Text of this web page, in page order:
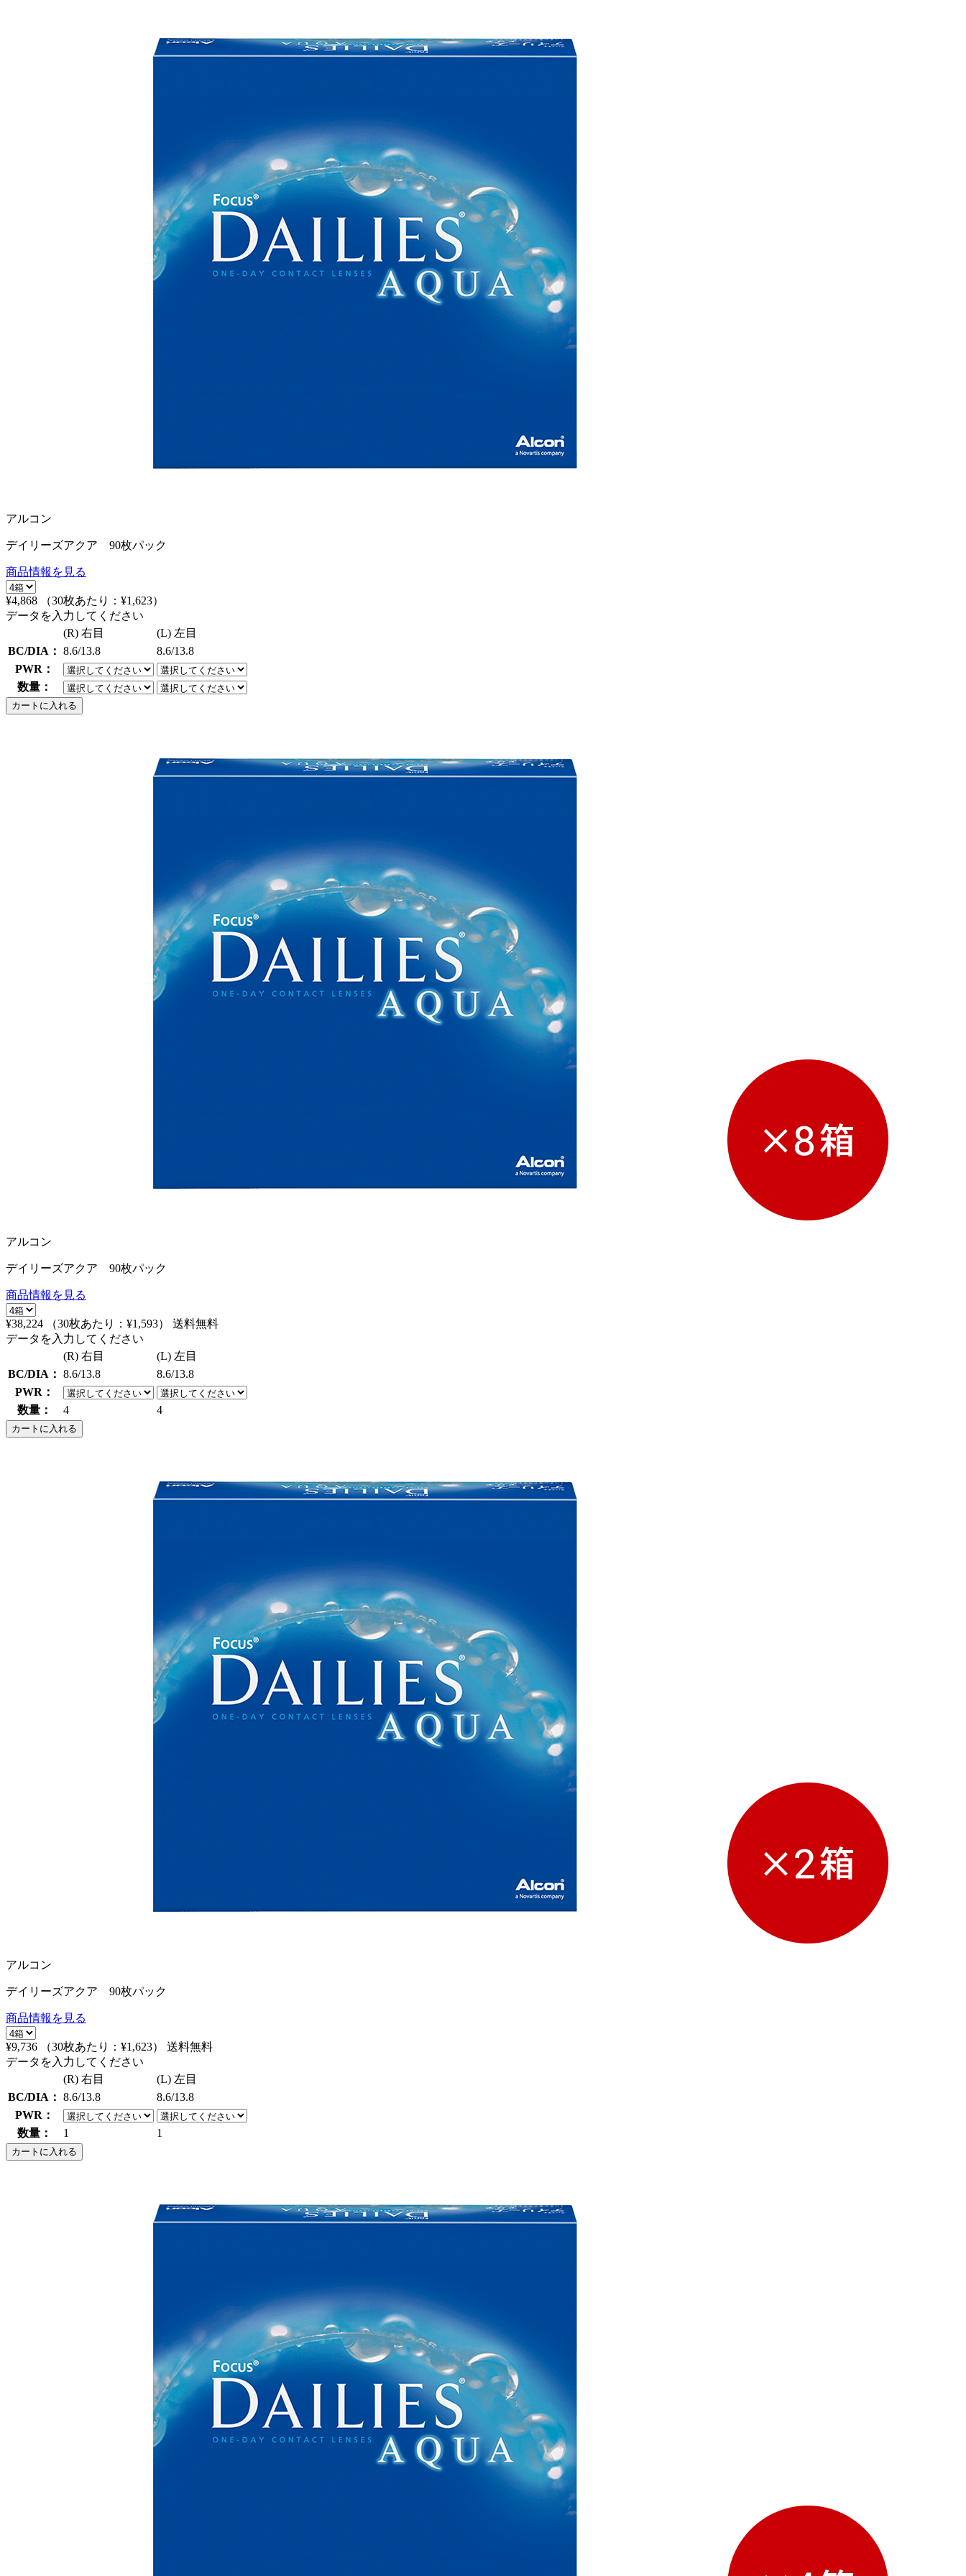
アルコン
デイリーズアクア 90枚パック
商品情報を見る
¥4,868 （30枚あたり： ¥1,623）
データを入力してください
(R) 右目
(L) 左目
BC/DIA： 8.6/13.8
8.6/13.8
PWR：
数量：
カートに入れる
アルコン
デイリーズアクア 90枚パック
商品情報を見る
¥38,224 （30枚あたり： ¥1,593）
送料無料
データを入力してください
(R) 右目
(L) 左目
BC/DIA： 8.6/13.8
8.6/13.8
PWR：
数量：
4 4
カートに入れる
アルコン
デイリーズアクア 90枚パック
商品情報を見る
¥9,736 （30枚あたり： ¥1,623）
送料無料
データを入力してください
(R) 右目
(L) 左目
BC/DIA： 8.6/13.8
8.6/13.8
PWR：
数量：
1 1
カートに入れる